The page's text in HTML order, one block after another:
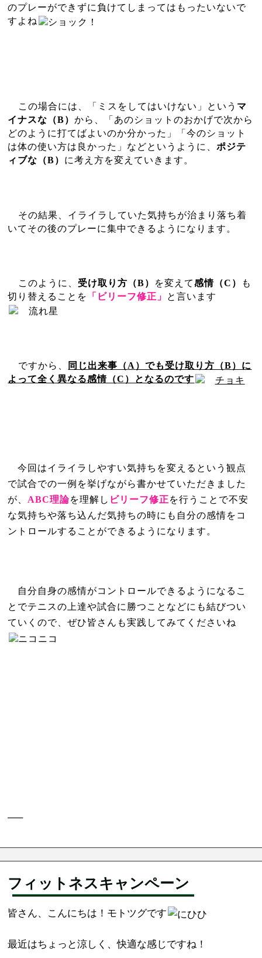
のプレーができずに負けてしまってはもったいないで
すよね
この場合には、「ミスをしてはいけない」という マ
イナスな（B）から、「あのショットのおかげで次から
どのように打てばよいのか分かった」「今のショット
は体の使い方は良かった」などというように、ポジテ
ィブな（B） に考え方を変えていきます。
その結果、イライラしていた気持ちが治まり落ち着
いてその後のプレーに集中できるようになります。
このように、 受け取り方（B） を変えて感情（C ）
も
切り替えることを
「ビリーフ修正」 と言います
ですから、 同じ出来事（A ）でも受け取り方（B）に
よって全く異なる感情（C ）となるのです
今回はイライラしやすい気持ちを変えるという観点
で試合での一例を挙げながら書かせていただきました
が、 ABC理論を理解し ビリーフ修正を行うことで不安
な気持ちや落ち込んだ気持ちの時にも 自分の感情をコ
ントロールすることができるようになります。
自分自身の感情がコントロールできるようになるこ
とでテニスの上達や試合に勝つことなどにも結びつい
ていくので、ぜひ皆さんも実践してみてくださいね
—–
フィットネスキャンペーン
皆さん、こんにちは！モトツグです
最近はちょっと涼しく、快適な感じですね！